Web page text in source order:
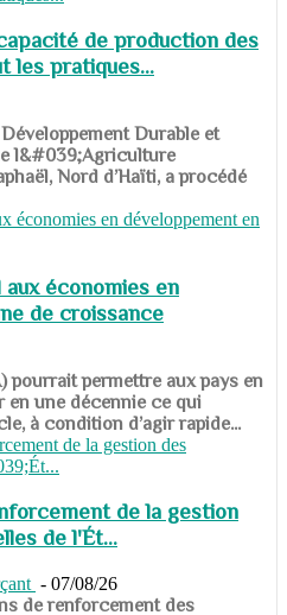
de production des
les pratiques...
Durable et
l&#039;Agriculture
Nord d’Haïti, a procédé
économies en
de croissance
pourrait permettre aux pays en
en une décennie ce qui
à condition d’agir rapide...
de la gestion
de l'Ét...
- 07/08/26
de renforcement des